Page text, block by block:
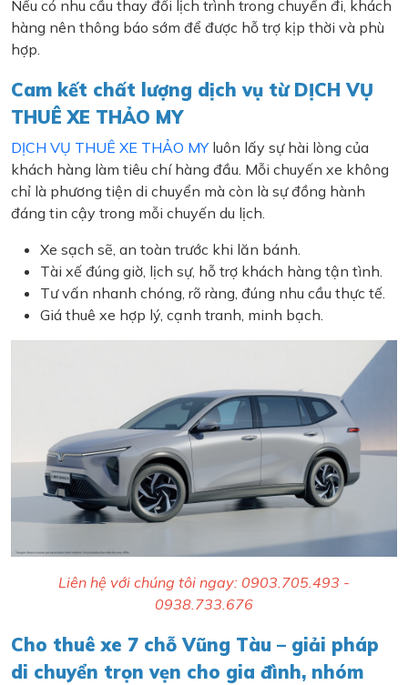
Nếu có nhu cầu thay đổi lịch trình trong chuyến đi, khách
hàng nên thông báo sớm để được hỗ trợ kịp thời và phù
hợp.
Cam kết chất lượng dịch vụ từ DỊCH VỤ
THUÊ XE THẢO MY
DỊCH VỤ THUÊ XE THẢO MYluôn lấy sự hài lòng của
khách hàng làm tiêu chí hàng đầu. Mỗi chuyến xe không
chỉ là phương tiện di chuyển mà còn là sự đồng hành
đáng tin cậy trong mỗi chuyến du lịch.
Xe sạch sẽ, an toàn trước khi lăn bánh.
Tài xế đúng giờ, lịch sự, hỗ trợ khách hàng tận tình.
Tư vấn nhanh chóng, rõ ràng, đúng nhu cầu thực tế.
Giá thuê xe hợp lý, cạnh tranh, minh bạch.
Liên hệ với chúng tôi ngay: 0903.705.493 -
0938.733.676
Cho thuê xe 7 chỗ Vũng Tàu – giải pháp
di chuyển trọn vẹn cho gia đình, nhóm